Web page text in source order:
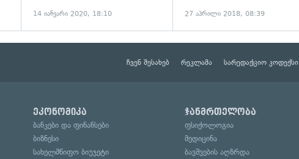
14 იანვარი 2020, 18:10 27 აპრილი 2018, 08:39
ჩვენ შესახებ რეკლამა სარედაქციო კოდექსი
ეკონომიკა
ბანკები და ფინანსები
ბიზნესი
სახელმწიფო ბიუჯეტი
ჯანმრთელობა
ფსიქოლოგია
მედიცინა
ბავშვების აღზრდა